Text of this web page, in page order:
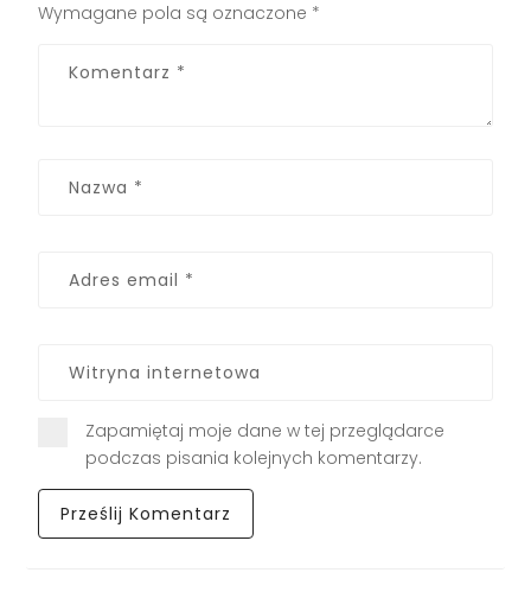
Wymagane pola są oznaczone *
Zapamiętaj moje dane w tej przeglądarce
podczas pisania kolejnych komentarzy.